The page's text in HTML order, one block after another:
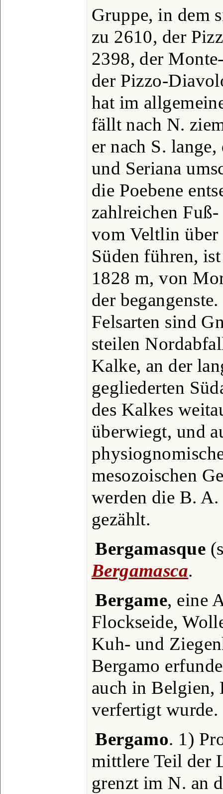
Gruppe, in dem
zu 2610, der
2398, der
der Pizzo-
hat im
fällt nach N.
er nach S.
und Seriana
die Poebene
zahlreichen
vom Veltlin über
Süden führen,
1828 m, von
der
Felsarten sind
steilen
Kalke, an der
gegliederten
des Kalkes
überwiegt, und
mesozoischen
werden die B.
gezählt.
Bergamasque
Bergamasca.
Bergame, eine
Flockseide,
Kuh- und
Bergamo
auch in Belgien,
verfertigt wurde.
Bergamo. 1)
mittlere Teil der
grenzt im N. an